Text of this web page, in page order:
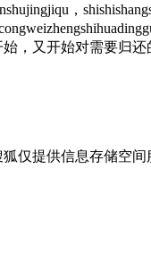
，
，又开始对需要归
仅提供信息存储空间